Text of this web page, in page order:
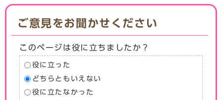
ご意見をお聞かせください
このページは役に立ちましたか？
役に立った
どちらともいえない
役に立たなかった